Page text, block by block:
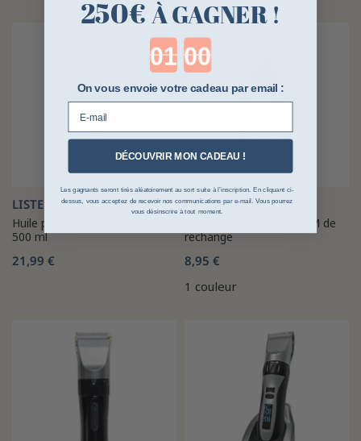
LISTER
Huile pour Tondeuse Lister R15
500 ml
21,99 €
HKM
Huile pour tondeuse HKM de
rechange
8,95 €
1 couleur
250€ À GAGNER !
Countdown ends in:
On vous envoie votre cadeau par email :
DÉCOUVRIR MON CADEAU !
Les gagnants seront tirés aléatoirement au sort suite à l’inscription. En cliquant ci-
dessus, vous acceptez de recevoir nos communications par e-mail. Vous pourrez
vous désinscrire à tout moment.